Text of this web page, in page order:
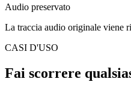
Audio preservato
La traccia audio originale viene
CASI D'USO
Fai scorrere